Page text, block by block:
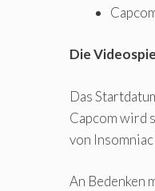
Die
Das
Capcom wird
von Insomniac
An Bedenken